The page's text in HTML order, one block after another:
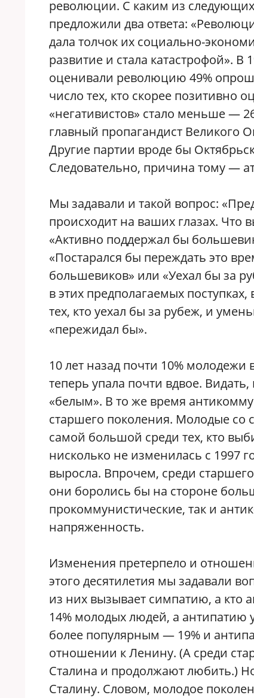
революции. С каким из
предложили два ответа:
дала толчок их социально-
развитие и стала катастрофой».
оценивали революцию 49%
число тех, кто скорее позитивно
«негативистов» стало меньше —
главный пропагандист Великого
Другие партии вроде бы
Следовательно, причина тому —
Мы задавали и такой вопрос:
происходит на ваших глазах. Что
«Активно поддержал бы
«Постарался бы переждать это
большевиков» или «Уехал бы за
в этих предполагаемых
тех, кто уехал бы за рубеж, и
«пережидал бы».
10 лет назад почти 10%
теперь упала почти вдвое.
«белым». В то же время
старшего поколения. Молодые
самой большой среди тех, кто
нисколько не изменилась с 1997
выросла. Впрочем, среди
они боролись бы на стороне
прокоммунистические, так и
напряженность.
Изменения претерпело и
этого десятилетия мы задавали
из них вызывает симпатию, а кто
14% молодых людей, а антипатию
более популярным — 19% и
отношении к Ленину. (А среди
Сталина и продолжают любить.)
Сталину. Словом, молодое